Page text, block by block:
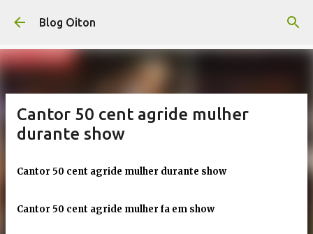
Pular para o conteúdo principal
Blog Oiton
Cantor 50 cent agride mulher
durante show
Cantor 50 cent agride mulher durante show
Cantor 50 cent agride mulher fa em show